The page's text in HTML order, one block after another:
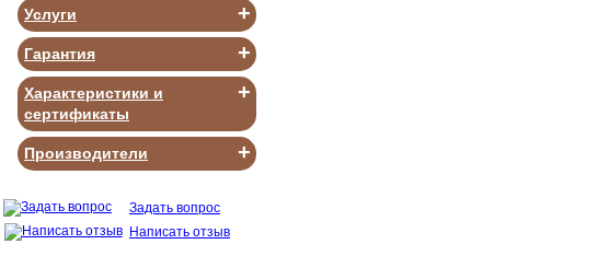
Услуги +
Гарантия +
Характеристики и
сертификаты
+
Производители +
Задать вопрос
Написать отзыв